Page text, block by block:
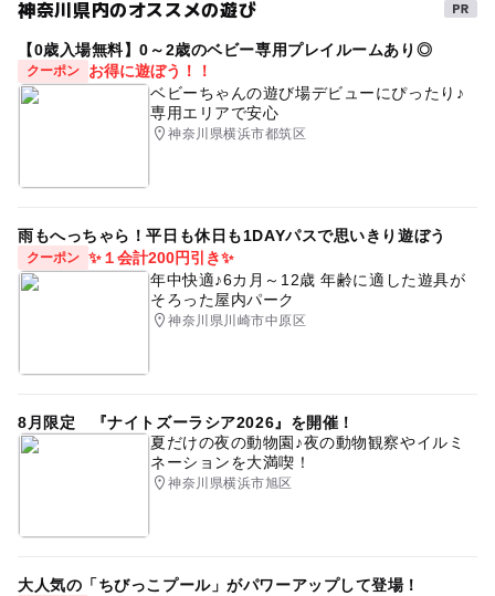
神奈川県内のオススメの遊び
【0歳入場無料】0～2歳のベビー専用プレイルームあり◎
クーポン
お得に遊ぼう！！
ベビーちゃんの遊び場デビューにぴったり♪
専用エリアで安心
神奈川県横浜市都筑区
雨もへっちゃら！平日も休日も1DAYパスで思いきり遊ぼう
クーポン ✨１会計200円引き✨
年中快適♪6カ月～12歳 年齢に適した遊具が
そろった屋内パーク
神奈川県川崎市中原区
8月限定 『ナイトズーラシア2026』を開催！
夏だけの夜の動物園♪夜の動物観察やイルミ
ネーションを大満喫！
神奈川県横浜市旭区
大人気の「ちびっこプール」がパワーアップして登場！